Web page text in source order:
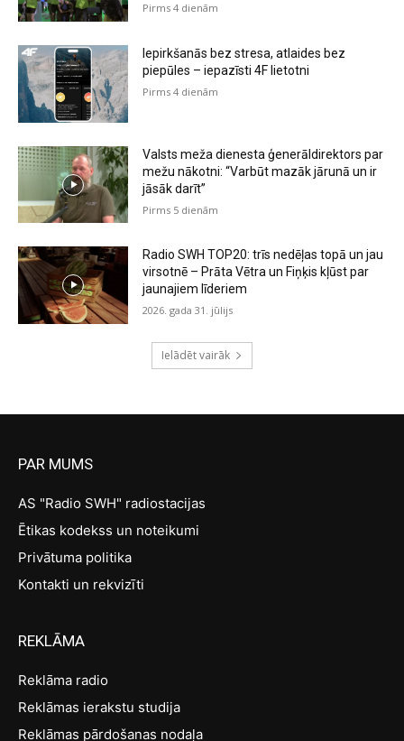
Pirms 4 dienām
Iepirkšanās bez stresa, atlaides bez
piepūles – iepazīsti 4F lietotni
Pirms 4 dienām
Valsts meža dienesta ģenerāldirektors par
mežu nākotni: “Varbūt mazāk jārunā un ir
jāsāk darīt”
Pirms 5 dienām
Radio SWH TOP20: trīs nedēļas topā un jau
virsotnē – Prāta Vētra un Fiņķis kļūst par
jaunajiem līderiem
2026. gada 31. jūlijs
Ielādēt vairāk
PAR MUMS
AS "Radio SWH" radiostacijas
Ētikas kodekss un noteikumi
Privātuma politika
Kontakti un rekvizīti
REKLĀMA
Reklāma radio
Reklāmas ierakstu studija
Reklāmas pārdošanas nodaļa